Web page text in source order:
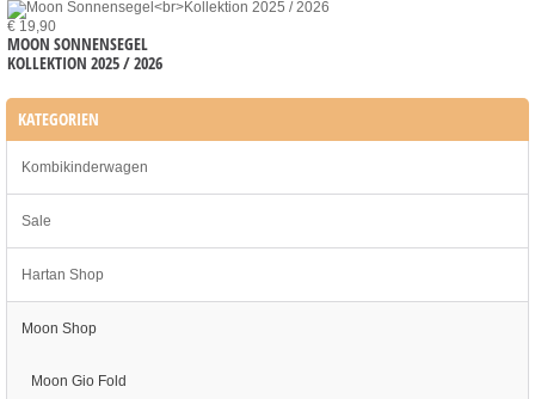
€ 19,90
MOON SONNENSEGEL
KOLLEKTION 2025 / 2026
KATEGORIEN
Kombikinderwagen
Sale
Hartan Shop
Moon Shop
Moon Gio Fold